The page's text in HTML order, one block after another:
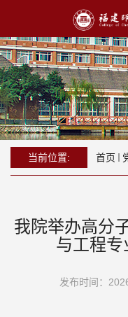
当前位置: 首页
我院举办高分
与工程
发布时间：